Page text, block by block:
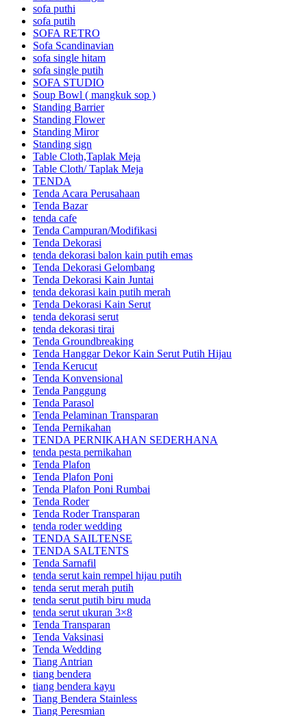
sofa puthi
sofa putih
SOFA RETRO
Sofa Scandinavian
sofa single hitam
sofa single putih
SOFA STUDIO
Soup Bowl ( mangkuk sop )
Standing Barrier
Standing Flower
Standing Miror
Standing sign
Table Cloth,Taplak Meja
Table Cloth/ Taplak Meja
TENDA
Tenda Acara Perusahaan
Tenda Bazar
tenda cafe
Tenda Campuran/Modifikasi
Tenda Dekorasi
tenda dekorasi balon kain putih emas
Tenda Dekorasi Gelombang
Tenda Dekorasi Kain Juntai
tenda dekorasi kain putih merah
Tenda Dekorasi Kain Serut
tenda dekorasi serut
tenda dekorasi tirai
Tenda Groundbreaking
Tenda Hanggar Dekor Kain Serut Putih Hijau
Tenda Kerucut
Tenda Konvensional
Tenda Panggung
Tenda Parasol
Tenda Pelaminan Transparan
Tenda Pernikahan
TENDA PERNIKAHAN SEDERHANA
tenda pesta pernikahan
Tenda Plafon
Tenda Plafon Poni
Tenda Plafon Poni Rumbai
Tenda Roder
Tenda Roder Transparan
tenda roder wedding
TENDA SAILTENSE
TENDA SALTENTS
Tenda Sarnafil
tenda serut kain rempel hijau putih
tenda serut merah putih
tenda serut putih biru muda
tenda serut ukuran 3×8
Tenda Transparan
Tenda Vaksinasi
Tenda Wedding
Tiang Antrian
tiang bendera
tiang bendera kayu
Tiang Bendera Stainless
Tiang Peresmian